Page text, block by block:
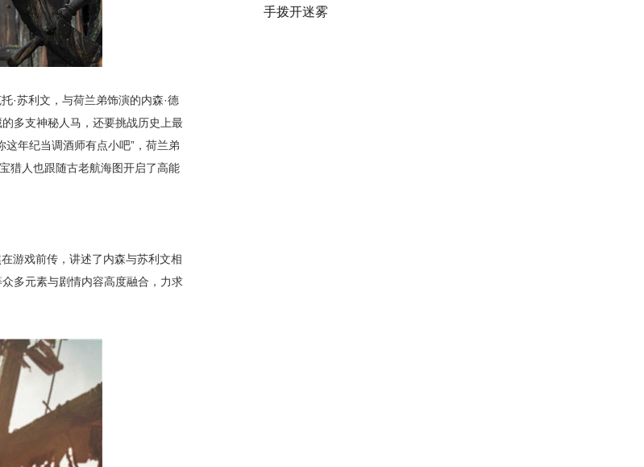
·苏利文 ，与荷兰弟饰演的内森·德
多支神秘人马，还要挑战历史上最
年纪当调酒师有点小吧”，荷兰弟
猎人也跟随古老航海图开启了高能
游戏前传，讲述了内森与苏利文相
多元素与剧情内容高度融合，力求
手拨开迷雾